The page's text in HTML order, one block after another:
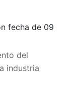
fecha de 09
del
industria